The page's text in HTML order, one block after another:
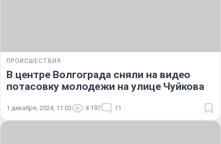
ПРОИСШЕСТВИЯ
В центре Волгограда сняли на видео
потасовку молодежи на улице Чуйкова
1 декабря, 2024, 11:02 4 197 11